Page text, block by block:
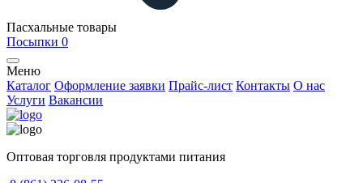
Пасхальные товары
Посыпки 0
Меню
Каталог Оформление заявки Прайс-лист Контакты О нас
Услуги Вакансии
Оптовая торговля продуктами питания